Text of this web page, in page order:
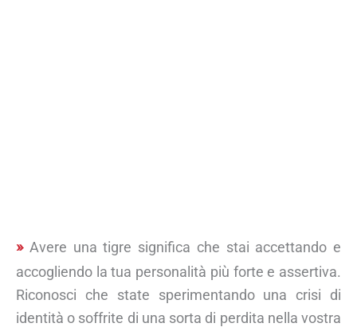
Avere una tigre significa che stai accettando e
accogliendo la tua personalità più forte e assertiva.
Riconosci che state sperimentando una crisi di
identità o soffrite di una sorta di perdita nella vostra